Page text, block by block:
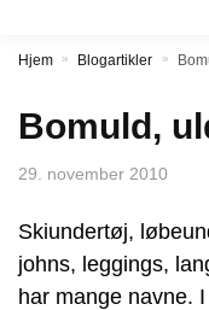
Hjem » Blogartikler »
Bomuld,
29. november 2010
Skiundertøj,
johns, leggings,
har mange navne.